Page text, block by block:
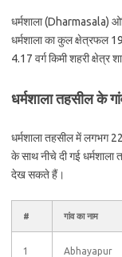
धर्मशाला (Dharmasala)
धर्मशाला का कुल क्षेत्रफल
4.17 वर्ग किमी शहरी क्षेत्र
धर्मशाला तहसील के
धर्मशाला तहसील में लगभग
के साथ नीचे दी गई
देख सकते हैं।
# गांव का नाम
1 Abhayapur